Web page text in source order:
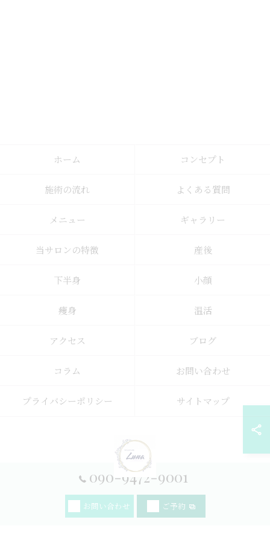
090-9472-9001
お問い合わせ ご予約
ホーム コンセプト
施術の流れ よくある質問
メニュー ギャラリー
当サロンの特徴 産後
下半身 小顔
痩身 温活
アクセス ブログ
コラム お問い合わせ
プライバシーポリシー サイトマップ
© 2026 宮崎県宮崎市のダイエットならYOSAPARK_Luna 神宮店 ALL RIGHTS
RESERVED.